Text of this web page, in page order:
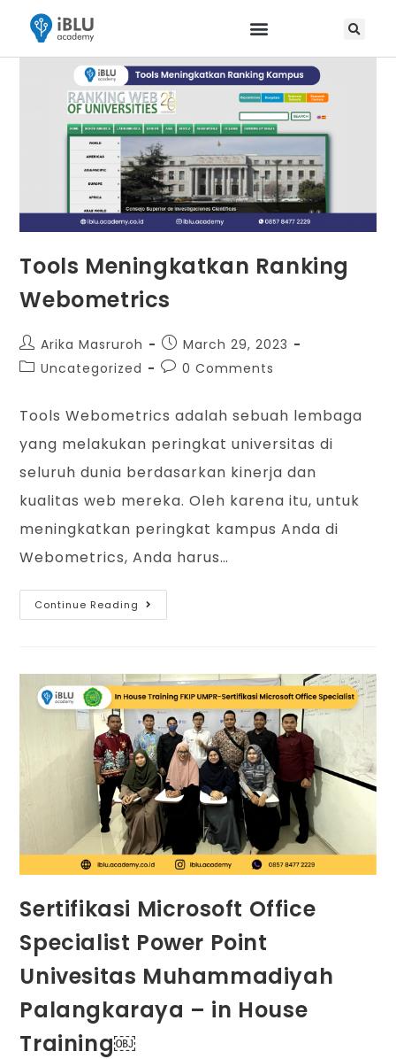
Tools Meningkatkan Ranking
Webometrics
Arika Masruroh
March 29, 2023
Uncategorized
0 Comments
Tools Webometrics adalah sebuah lembaga
yang melakukan peringkat universitas di
seluruh dunia berdasarkan kinerja dan
kualitas web mereka. Oleh karena itu, untuk
meningkatkan peringkat kampus Anda di
Webometrics, Anda harus…
Continue Reading
Sertifikasi Microsoft Office
Specialist Power Point
Univesitas Muhammadiyah
Palangkaraya – in House
Training￼